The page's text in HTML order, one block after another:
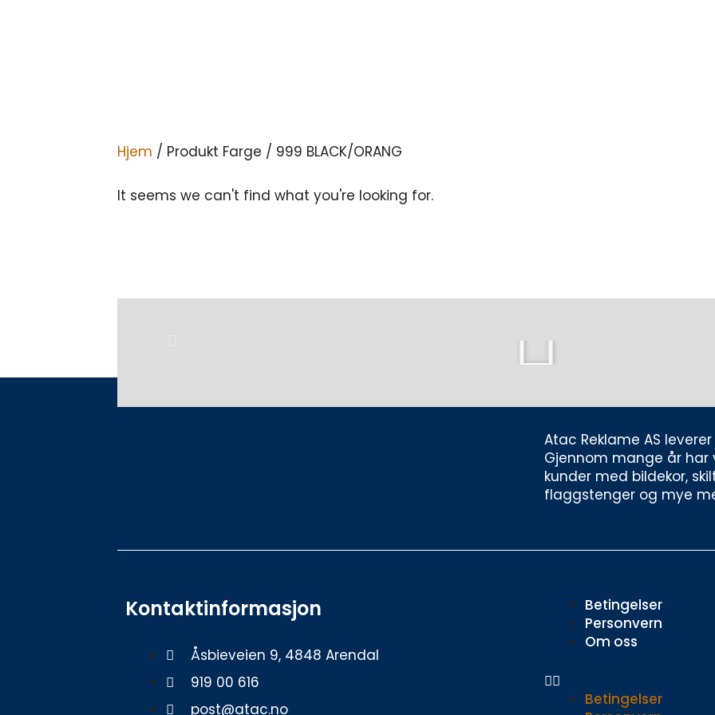
Hjem / Produkt Farge / 999 BLACK/ORANG
It seems we can't find what you're looking for.
Atac Reklame AS
Gjennom mange år
kunder med bildekor,
flaggstenger og mye
Kontaktinformasjon
Åsbieveien 9, 4848 Arendal
919 00 616
post@atac.no
Betingelser
Personvern
Om oss
Meny
Betingelser